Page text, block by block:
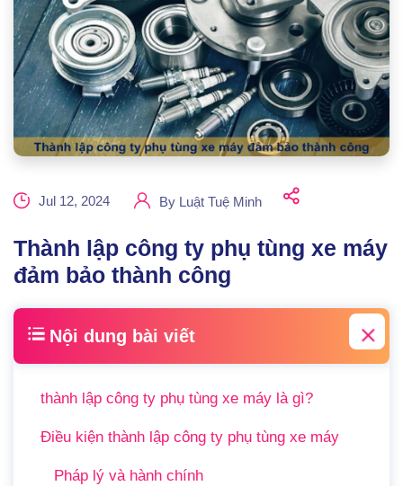
Jul 12, 2024 By Luật Tuệ Minh
Thành lập công ty phụ tùng xe máy
đảm bảo thành công
Nội dung bài viết
thành lập công ty phụ tùng xe máy là gì?
Điều kiện thành lập công ty phụ tùng xe máy
Pháp lý và hành chính